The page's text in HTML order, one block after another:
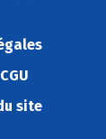
CGU
site